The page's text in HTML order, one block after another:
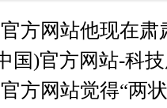
方网站他现在
国)官方网站-科
方网站觉得“两